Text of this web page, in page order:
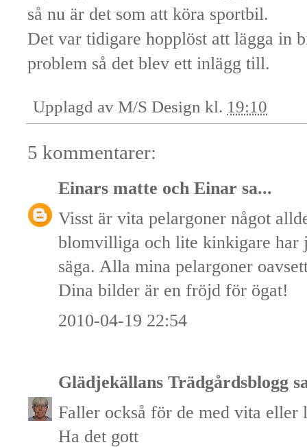
så nu är det som att köra sportbil.
Det var tidigare hopplöst att lägga in
problem så det blev ett inlägg till.
Upplagd av M/S Design kl. 19:10
5 kommentarer:
Einars matte och Einar sa...
Visst är vita pelargoner något
blomvilliga och lite kinkigare har
säga. Alla mina pelargoner
Dina bilder är en fröjd för ögat!
2010-04-19 22:54
Glädjekällans Trädgårdsblogg
Faller också för de med vita eller
Ha det gott